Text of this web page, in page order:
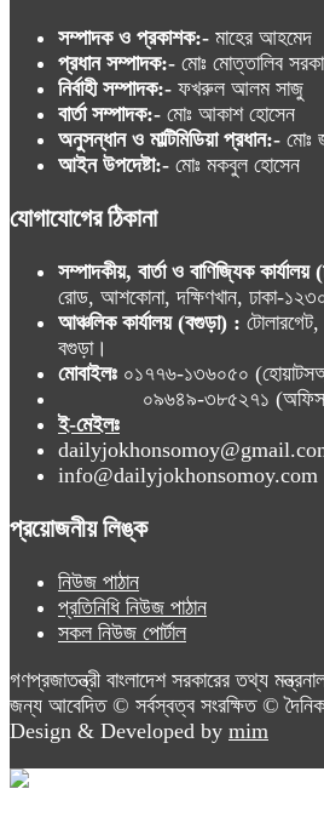
সম্পাদক ও প্রকাশক:- মাহের আহমেদ
প্রধান সম্পাদক:- মোঃ মোত্তালিব
নির্বাহী সম্পাদক:- ফখরুল আলম সাজু
বার্তা সম্পাদক:- মোঃ আকাশ হোসেন
অনুসন্ধান ও মাল্টিমিডিয়া প্রধান:- মোঃ
আইন উপদেষ্টা:- মোঃ মকবুল হোসেন
যোগাযোগের ঠিকানা
সম্পাদকীয়, বার্তা ও বাণিজ্যিক কার্যালয়
রোড, আশকোনা, দক্ষিণখান, ঢাকা-
আঞ্চলিক কার্যালয় (বগুড়া) :
বগুড়া।
মোবাইলঃ ০১৭৭৬-১৩৬০৫০
০৯৬৪৯-৩৮৫২৭১
ই-মেইলঃ
info@dailyjokhonsomoy.com
প্রয়োজনীয় লিঙ্ক
নিউজ পাঠান
প্রতিনিধি নিউজ পাঠান
সকল নিউজ পোর্টাল
গণপ্রজাতন্ত্রী বাংলাদেশ সরকারের তথ্য
জন্য আবেদিত © সর্বস্বত্ব সংরক্ষিত ©
Design & Developed by mim